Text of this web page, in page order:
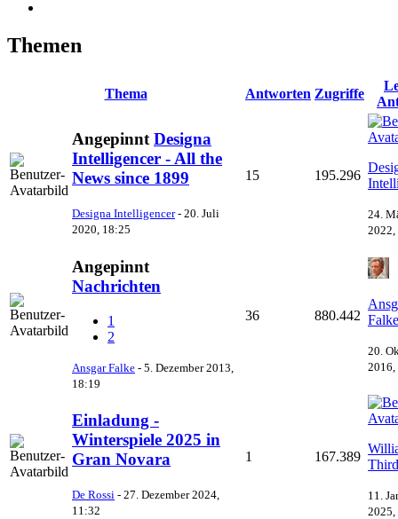
Themen
Thema Antworten Zugriffe
Angepinnt Designa
Intelligencer - All the
News since 1899
Designa Intelligencer- 20. Juli
2020, 18:25
15 195.296
24.
Angepinnt
Nachrichten
1
2
Ansgar Falke - 5. Dezember 2013,
18:19
36 880.442 Falke
20.
Einladung -
Winterspiele 2025 in
Gran Novara
De Rossi - 27. Dezember 2024,
11:32
1 167.389
Third
11.